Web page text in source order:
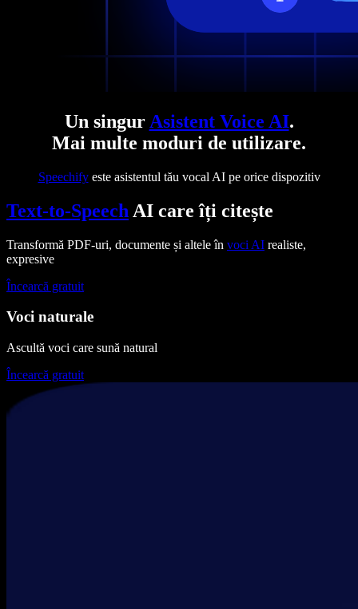
Un singur Asistent Voice AI.
Mai multe moduri de utilizare.
Speechifyeste asistentul tău vocal AI pe orice dispozitiv
Text-to-Speech AI care îți citește
Transformă PDF-uri, documente și altele în voci AI realiste,
expresive
Încearcă gratuit
Voci naturale
Ascultă voci care sună natural
Încearcă gratuit